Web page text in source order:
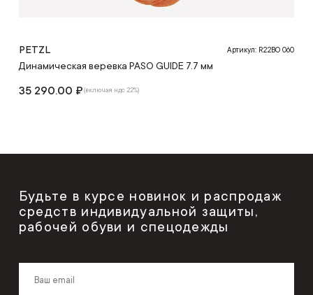
PETZL Артикул: R22BO 060
Динамическая веревка PASO GUIDE 7.7 мм
35 290.00 ₽(включая ндс 22%)
Будьте в курсе новинок и распродаж
средств индивидуальной защиты,
рабочей обуви и спецодежды